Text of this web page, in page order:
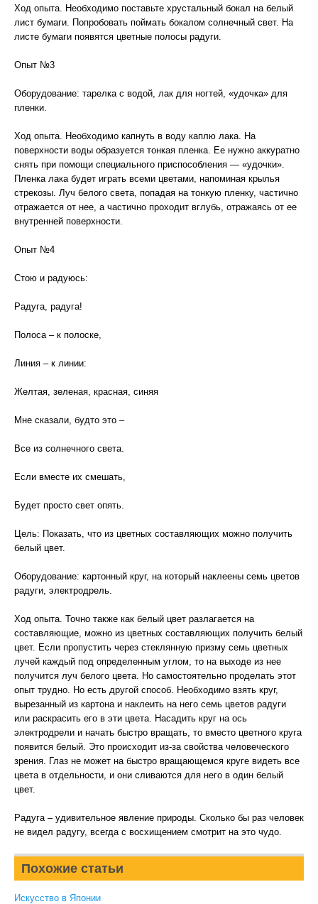
Ход опыта. Необходимо поставьте хрустальный бокал на белый
лист бумаги. Попробовать поймать бокалом солнечный свет. На
листе бумаги появятся цветные полосы радуги.
Опыт №3
Оборудование: тарелка с водой, лак для ногтей, «удочка» для
пленки.
Ход опыта. Необходимо капнуть в воду каплю лака. На
поверхности воды образуется тонкая пленка. Ее нужно аккуратно
снять при помощи специального приспособления — «удочки».
Пленка лака будет играть всеми цветами, напоминая крылья
стрекозы. Луч белого света, попадая на тонкую пленку, частично
отражается от нее, а частично проходит вглубь, отражаясь от ее
внутренней поверхности.
Опыт №4
Стою и радуюсь:
Радуга, радуга!
Полоса – к полоске,
Линия – к линии:
Желтая, зеленая, красная, синяя
Мне сказали, будто это –
Все из солнечного света.
Если вместе их смешать,
Будет просто свет опять.
Цель: Показать, что из цветных составляющих можно получить
белый цвет.
Оборудование: картонный круг, на который наклеены семь цветов
радуги, электродрель.
Ход опыта. Точно также как белый цвет разлагается на
составляющие, можно из цветных составляющих получить белый
цвет. Если пропустить через стеклянную призму семь цветных
лучей каждый под определенным углом, то на выходе из нее
получится луч белого цвета. Но самостоятельно проделать этот
опыт трудно. Но есть другой способ. Необходимо взять круг,
вырезанный из картона и наклеить на него семь цветов радуги
или раскрасить его в эти цвета. Насадить круг на ось
электродрели и начать быстро вращать, то вместо цветного круга
появится белый. Это происходит из-за свойства человеческого
зрения. Глаз не может на быстро вращающемся круге видеть все
цвета в отдельности, и они сливаются для него в один белый
цвет.
Радуга – удивительное явление природы. Сколько бы раз человек
не видел радугу, всегда с восхищением смотрит на это чудо.
Похожие статьи
Искусство в Японии